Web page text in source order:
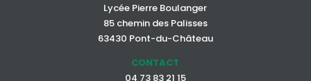
Lycée Pierre Boulanger
85 chemin des Palisses
63430 Pont-du-Château
CONTACT
04 73 83 21 15